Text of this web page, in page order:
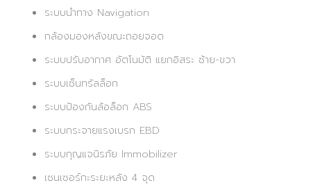
ระบบนำทาง Navigation
กล้องมองหลังขณะถอยจอด
ระบบปรับอากาศ อัตโนมัติ แยกอิสระ ซ้าย-ขวา
ระบบเซ็นทรัลล็อก
ระบบป้องกันล้อล็อก ABS
ระบบกระจายแรงเบรก EBD
ระบบกุญแจนิรภัย Immobilizer
เซนเซอร์กะระยะหลัง 4 จุด